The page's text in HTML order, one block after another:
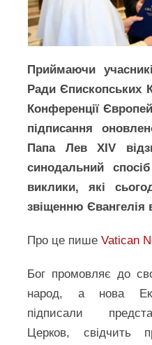
Приймаючи
Ради Єпископських
Конференції
підписання
Папа Лев XIV
синодальний
виклики, які
звіщенню Євангелія
Про це пишеVatican
Бог промовляє до
народ, а нова
підписали
Церков, свідчить